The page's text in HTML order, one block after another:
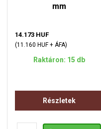
mm
14.173 HUF
(11.160 HUF + ÁFA)
Raktáron: 15 db
Részletek